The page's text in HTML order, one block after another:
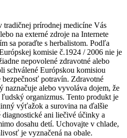
prírodnej medicíne Vás
na externé zdroje na Internete
sa poraďte s herbalistom. Podľa
komisie č.1924 / 2006 nie je
nepovolené zdravotné alebo
schválené Európskou komisiou
potravín. Zdravotné
naznačuje alebo vyvoláva dojem, že
organizmus. Tento produkt je
výťažok a surovina na ďalšie
diagnostické ani liečivé účinky a
dosahu detí. Uchovajte v chlade,
je vyznačená na obale.